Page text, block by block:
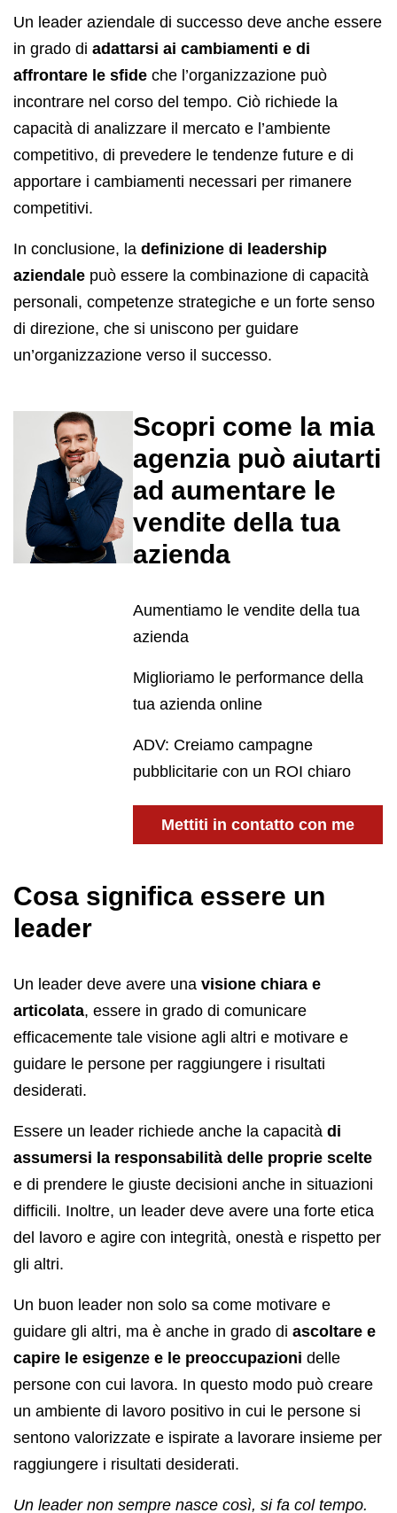
Un leader aziendale di successo deve anche essere
in grado di adattarsi ai cambiamenti e di
affrontare le sfide che l’organizzazione può
incontrare nel corso del tempo. Ciò richiede la
capacità di analizzare il mercato e l’ambiente
competitivo, di prevedere le tendenze future e di
apportare i cambiamenti necessari per rimanere
competitivi.
In conclusione, la definizione di leadership
aziendale può essere la combinazione di capacità
personali, competenze strategiche e un forte senso
di direzione, che si uniscono per guidare
un’organizzazione verso il successo.
Scopri come la mia
agenzia può aiutarti
ad aumentare le
vendite della tua
azienda
Aumentiamo le vendite della tua
azienda
Miglioriamo le performance della
tua azienda online
ADV: Creiamo campagne
pubblicitarie con un ROI chiaro
Mettiti in contatto con me
Cosa significa essere un
leader
Un leader deve avere una visione chiara e
articolata, essere in grado di comunicare
efficacemente tale visione agli altri e motivare e
guidare le persone per raggiungere i risultati
desiderati.
Essere un leader richiede anche la capacità di
assumersi la responsabilità delle proprie scelte
e di prendere le giuste decisioni anche in situazioni
difficili. Inoltre, un leader deve avere una forte etica
del lavoro e agire con integrità, onestà e rispetto per
gli altri.
Un buon leader non solo sa come motivare e
guidare gli altri, ma è anche in grado di ascoltare e
capire le esigenze e le preoccupazioni delle
persone con cui lavora. In questo modo può creare
un ambiente di lavoro positivo in cui le persone si
sentono valorizzate e ispirate a lavorare insieme per
raggiungere i risultati desiderati.
Un leader non sempre nasce così, si fa col tempo.